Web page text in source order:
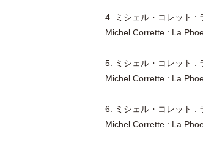
4. ミシェル・コレット
Michel Corrette : La
5. ミシェル・コレット
Michel Corrette : La
6. ミシェル・コレット
Michel Corrette : La